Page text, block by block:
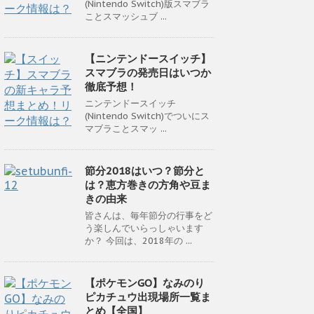
(Nintendo Switch)版スマブラ
ことスマッシュブ ...
【ニンテンドースイッチ】
スマブラの発売日はいつか
徹底予想！
ニンテンドースイッチ
(Nintendo Switch)でついにス
マブラことスマッ ...
節分2018はいつ？節分と
は？恵方巻きの方角や豆ま
きの由来
皆さんは、毎年節分の行事をど
う楽しんでいらっしゃいます
か？ 今回は、2018年の ...
【ポケモンGO】なみのり
ピカチュウ出現場所一覧ま
とめ【全国】